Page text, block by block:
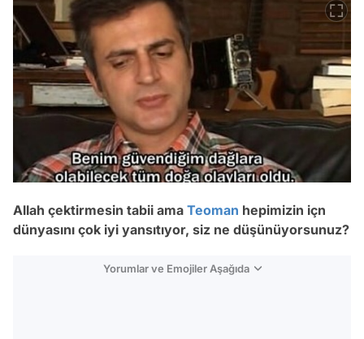
Allah çektirmesin tabii ama Teoman hepimizin içn
dünyasını çok iyi yansıtıyor, siz ne düşünüyorsunuz?
Yorumlar ve Emojiler Aşağıda